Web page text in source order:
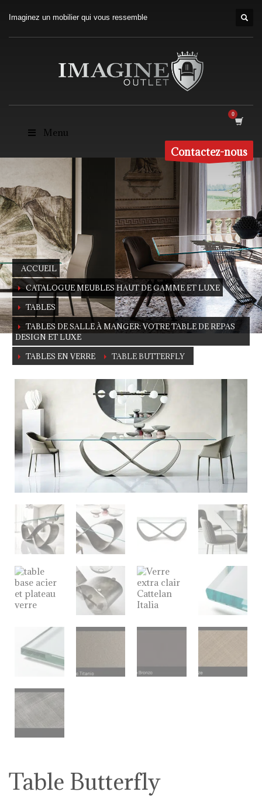
Imaginez un mobilier qui vous ressemble
Menu
Contactez-nous
ACCUEIL
CATALOGUE MEUBLES HAUT DE GAMME ET LUXE
TABLES
TABLES DE SALLE À MANGER: VOTRE TABLE DE REPAS
DESIGN ET LUXE
TABLES EN VERRE TABLE BUTTERFLY
Table Butterfly
Ajoutez de la douceur à votre salle à manger
Table Butterfly